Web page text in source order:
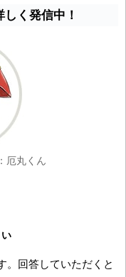
く発信中！
厄丸くん
。回答していただくと